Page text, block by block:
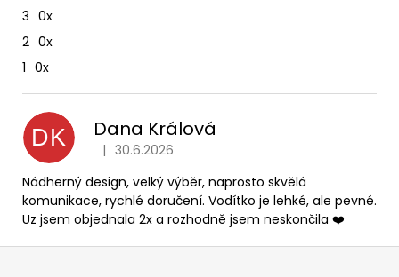
3 0x
2 0x
1 0x
o
c
e
n
í
DK Dana Králová
Hodnocení produktu je 5 z 5 hvězdiček.
| 30.6.2026
Nádherný design, velký výběr, naprosto skvělá
komunikace, rychlé doručení. Vodítko je lehké, ale pevné.
Uz jsem objednala 2x a rozhodně jsem neskončila ❤️
Z